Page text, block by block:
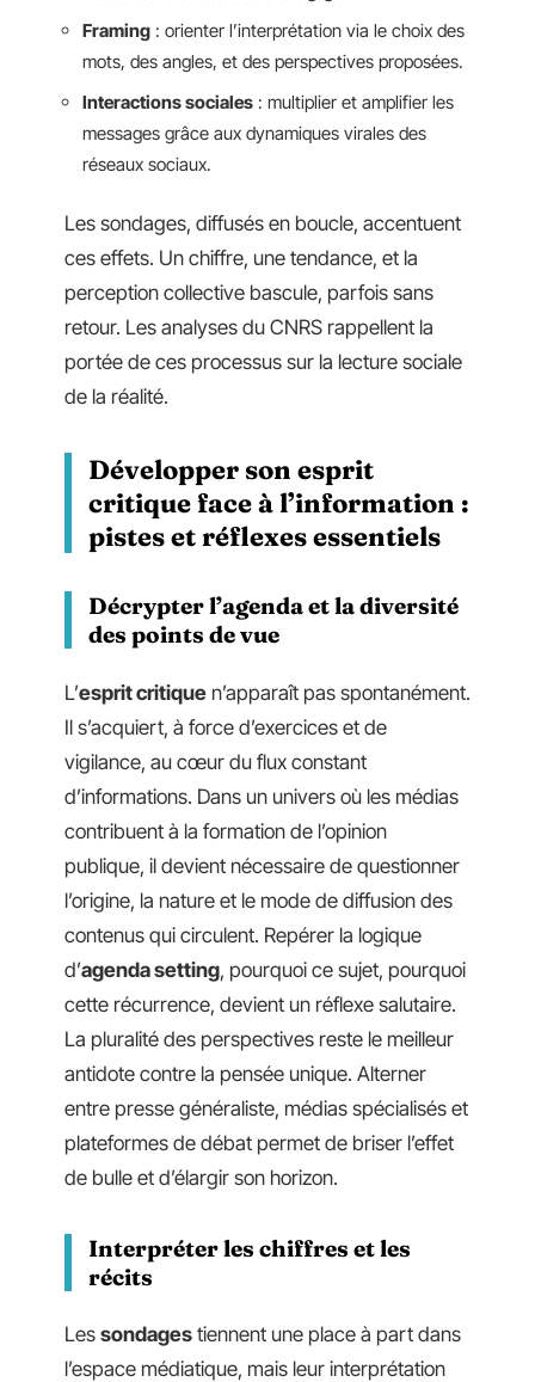
Framing : orienter l’interprétation via le choix des
mots, des angles, et des perspectives proposées.
Interactions sociales : multiplier et amplifier les
messages grâce aux dynamiques virales des
réseaux sociaux.
Les sondages, diffusés en boucle, accentuent
ces effets. Un chiffre, une tendance, et la
perception collective bascule, parfois sans
retour. Les analyses du CNRS rappellent la
portée de ces processus sur la lecture sociale
de la réalité.
Développer son esprit
critique face à l’information :
pistes et réflexes essentiels
Décrypter l’agenda et la diversité
des points de vue
L’esprit critique n’apparaît pas spontanément.
Il s’acquiert, à force d’exercices et de
vigilance, au cœur du flux constant
d’informations. Dans un univers où les médias
contribuent à la formation de l’opinion
publique, il devient nécessaire de questionner
l’origine, la nature et le mode de diffusion des
contenus qui circulent. Repérer la logique
d’agenda setting, pourquoi ce sujet, pourquoi
cette récurrence, devient un réflexe salutaire.
La pluralité des perspectives reste le meilleur
antidote contre la pensée unique. Alterner
entre presse généraliste, médias spécialisés et
plateformes de débat permet de briser l’effet
de bulle et d’élargir son horizon.
Interpréter les chiffres et les
récits
Les sondages tiennent une place à part dans
l’espace médiatique, mais leur interprétation